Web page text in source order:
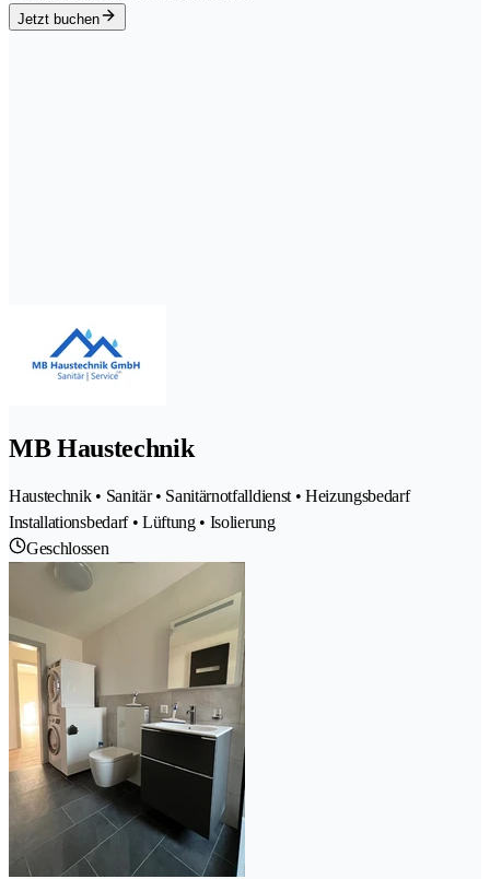
Jetzt buchen
MB Haustechnik
Haustechnik • Sanitär • Sanitärnotfalldienst • Heizungsbedarf
Installationsbedarf • Lüftung • Isolierung
Geschlossen